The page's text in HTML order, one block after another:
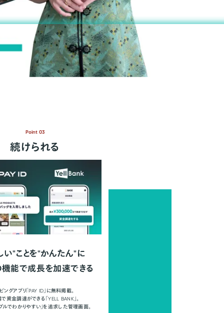
Point 03
続けられる
い"ことを"かんたん"に
能で成長を加速できる
ングアプリ「PAY ID」に無料掲載。
資金調達ができる「YELL BANK」。
ルでわかりやすい」を追求した管理画面。